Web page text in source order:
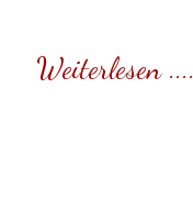
Weiterlesen ....